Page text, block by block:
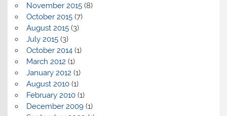
November 2015(8)
October 2015(7)
August 2015(3)
July 2015(3)
October 2014(1)
March 2012 (1)
January 2012 (1)
August 2010(1)
February 2010(1)
December 2009(1)